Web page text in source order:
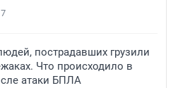
пострадавших грузили
Что происходило в
атаки БПЛА